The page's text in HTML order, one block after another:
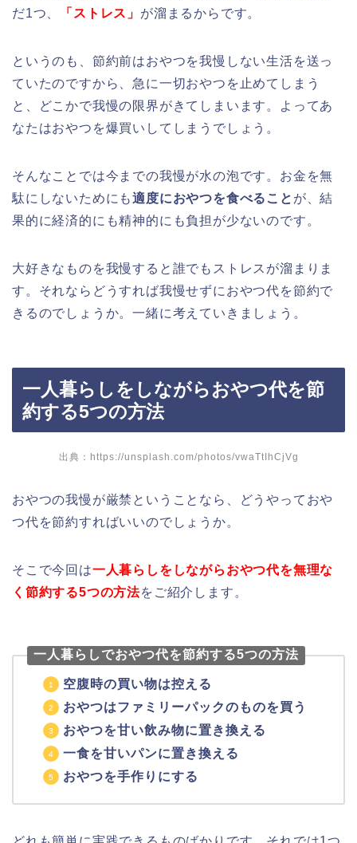
だ1つ、
「ストレス」 が溜まるからです。
というのも、節約前はおやつを我慢しない生活を送っ
ていたのですから、急に一切おやつを止めてしまう
と、どこかで我慢の限界がきてしまいます。よってあ
なたはおやつを爆買いしてしまうでしょう。
そんなことでは今までの我慢が水の泡です。お金を無
駄にしないためにも適度におやつを食べること が、結
果的に経済的にも精神的にも負担が少ないのです。
大好きなものを我慢すると誰でもストレスが溜まりま
す。それならどうすれば我慢せずにおやつ代を節約で
きるのでしょうか。一緒に考えていきましょう。
一人暮らしをしながらおやつ代を節
約する5つの方法
出典： https://unsplash.com/photos/vwaTtIhCjVg
おやつの我慢が厳禁ということなら、どうやっておや
つ代を節約すればいいのでしょうか。
そこで今回は一人暮らしをしながらおやつ代を無理な
く節約する5つの方法をご紹介します。
一人暮らしでおやつ代を節約する5つの方法
空腹時の買い物は控える
おやつはファミリーパックのものを買う
おやつを甘い飲み物に置き換える
一食を甘いパンに置き換える
おやつを手作りにする